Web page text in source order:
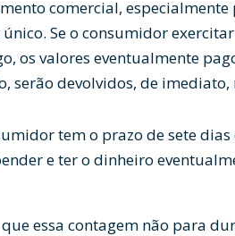
comercial,
Se o consumidor
os valores eventualmente
serão devolvidos, de
tem o prazo de sete
e ter o dinheiro
essa contagem não para